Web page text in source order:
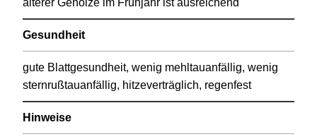
älterer Gehölze im Frühjahr ist ausreichend
Gesundheit
gute Blattgesundheit, wenig mehltauanfällig, wenig
sternrußtauanfällig, hitzeverträglich, regenfest
Hinweise